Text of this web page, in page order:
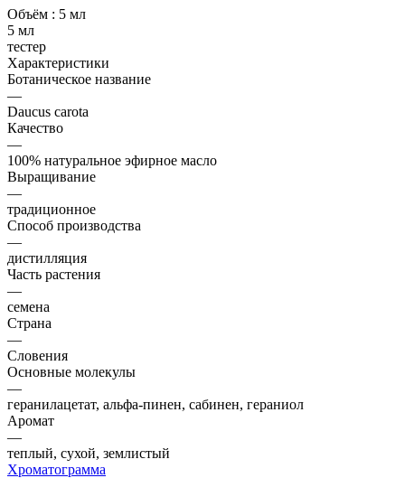
Объём : 5 мл
5 мл
тестер
Характеристики
Ботаническое название
—
Daucus carota
Качество
—
100% натуральное эфирное масло
Выращивание
—
традиционное
Способ производства
—
дистилляция
Часть растения
—
семена
Страна
—
Словения
Основные молекулы
—
геранилацетат, альфа-пинен, сабинен, гераниол
Аромат
—
теплый, сухой, землистый
Хроматограмма